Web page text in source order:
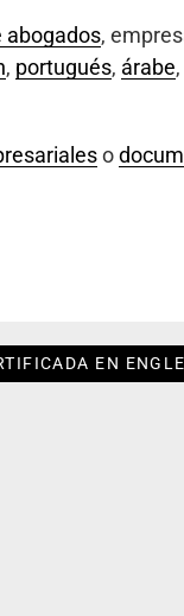
abogados,
, portugués, árabe,
o
EN